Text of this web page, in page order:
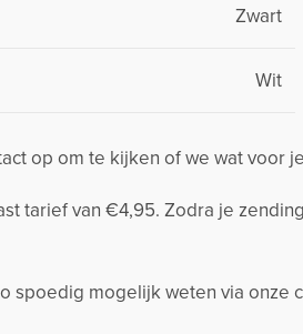
Zwart
Wit
op om te kijken of we wat voor
tarief van €4,95. Zodra je
spoedig mogelijk weten via onze